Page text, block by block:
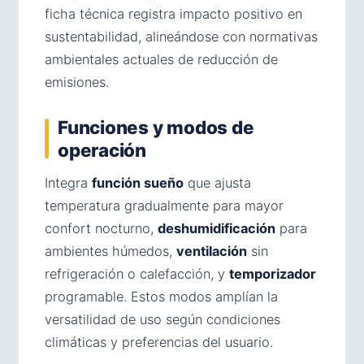
ficha técnica registra impacto positivo en
sustentabilidad, alineándose con normativas
ambientales actuales de reducción de
emisiones.
Funciones y modos de
operación
Integra función sueño que ajusta
temperatura gradualmente para mayor
confort nocturno, deshumidificación para
ambientes húmedos, ventilación sin
refrigeración o calefacción, y temporizador
programable. Estos modos amplían la
versatilidad de uso según condiciones
climáticas y preferencias del usuario.